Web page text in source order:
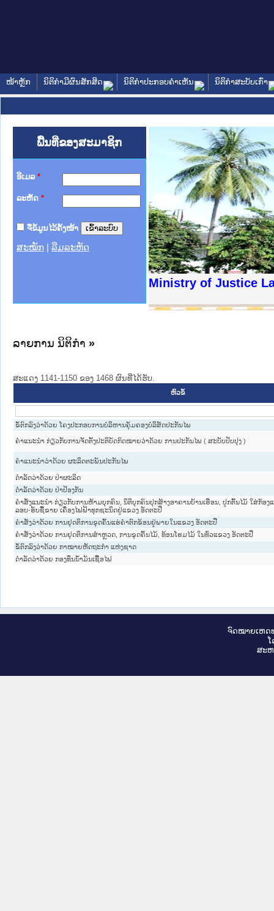
ໜ້າຫຼັກ ນິຕິກໍາມີຜົນສັກສິດ ນິຕິກໍາປະກອບຄໍາເຫັນ ນິຕິກໍາສະບັບເກົ່າ
ພື້ນທີ່ຂອງສະມາຊິກ
ອີເມລ *
ລະຫັດ *
ຈື່ຂໍ້ມູນໄວ້ຄັ້ງໜ້າ
ສະໝັກ ລືມລະຫັດ
Ministry of Justice
າຊົນ ພາກເໜືອ
ການ
ກາງ
ໃຕ້
ຕຳຫຼວດປະຊາຊົນ
ສັນຕິບານປະຊາຊົນ
ກເໜືອ
າຊົນ ພາກກາງ
ລາຍການ ນິຕິກໍາ »
ສະແດງ 1141-1150 ຂອງ 1468 ຜົນທີ່ໄດ້ຮັບ.
ຫົວຂໍ້
ຂໍ້ຕົກລົງວ່າດ້ວຍ ໂຄງປະກອບການບໍລິຫານຄຸ້ມຄອງບໍລິສັດປະກັນໄພ
ຄຳແນະນຳ ກ່ຽວກັບການຈັດຕັ້ງປະຕິບັດກົດໝາຍວ່າດ້ວຍ ການປະກັນໄພ ( ສະບັບປັບປຸງ )
ຄຳແນະນຳວ່າດ້ວຍ ຜະລິດຕະພັນປະກັນໄພ
ດຳລັດວ່າດ້ວຍ ປ່າຜະລິດ
ດຳລັດວ່າດ້ວຍ ປ່າປ້ອງກັນ
ຄຳສັ່ງແນະນຳ ກ່ຽວກັບການຫ້າມບຸກຄົນ, ນິຕິບຸກຄົນປຸກສ້າງອາຄານບ້ານເຮືອນ, ປູກຕົ້ນໄມ້ ໃສ່ກ້ອງ
ລອບ-ຮັບຊື້ຂາຍ ເຄື່ອງໄຟຟ້າທຸກຊະນິດຢູ່ແຂວງ ອັດຕະປື
ຄຳສັ່ງວ່າດ້ວຍ ການຢຸດຕິການຂຸດຄົ້ນແຮ່ຄຳຕົກຂ້ອນຢູ່ພາຍໃນແຂວງ ອັດຕະປື
ຄຳສັ່ງວ່າດ້ວຍ ການຢຸດຕິການສຳຫຼວດ, ການຂຸດຄົ້ນໄມ້, ທ້ອນໂຮມໄມ້ ໃນທົ່ວແຂວງ ອັດຕະປື
ຂໍ້ຕົກລົງວ່າດ້ວຍ ກາໝາຍຫັດຖະກຳ ແຫ່ງຊາດ
ດຳລັດວ່າດ້ວຍ ກອງທຶນນ້ຳມັນເຊື້ອໄຟ
ຈົດ​ໝາຍ​ເຫດ​
ສະ​ຫ